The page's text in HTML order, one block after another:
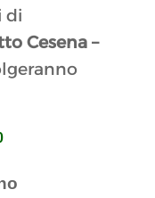
di
Cesena –